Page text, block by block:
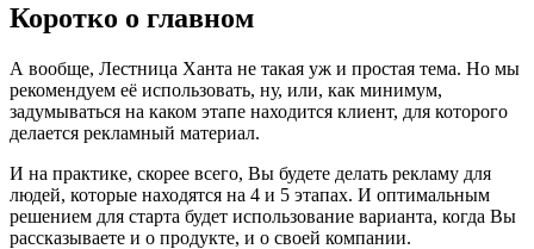
Коротко о главном
А вообще, Лестница Ханта не такая уж и простая тема. Но мы
рекомендуем её использовать, ну, или, как минимум,
задумываться на каком этапе находится клиент, для которого
делается рекламный материал.
И на практике, скорее всего, Вы будете делать рекламу для
людей, которые находятся на 4 и 5 этапах. И оптимальным
решением для старта будет использование варианта, когда Вы
рассказываете и о продукте, и о своей компании.